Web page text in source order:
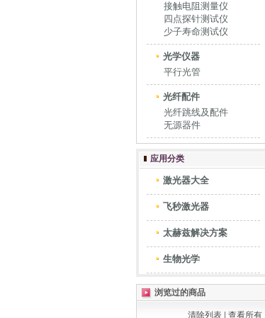
接触电阻测量仪
四点探针测试仪
少子寿命测试仪
光学仪器
平行光管
光纤配件
光纤跳线及配件
无源器件
应用分类
激光器大全
飞秒激光器
太赫兹解决方案
生物光学
浏览过的商品
清除列表 查看所有